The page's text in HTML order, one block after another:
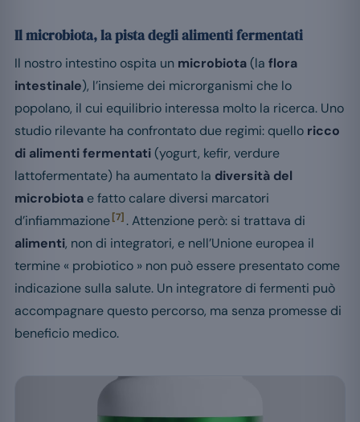
Il microbiota, la pista degli alimenti fermentati
Il nostro intestino ospita un microbiota(la flora
intestinale), l’insieme dei microrganismi che lo
popolano, il cui equilibrio interessa molto la ricerca. Uno
studio rilevante ha confrontato due regimi: quello ricco
di alimenti fermentati(yogurt, kefir, verdure
lattofermentate) ha aumentato la diversità del
microbiota e fatto calare diversi marcatori
d’infiammazione[7] . Attenzione però: si trattava di
alimenti, non di integratori, e nell’Unione europea il
termine « probiotico » non può essere presentato come
indicazione sulla salute. Un integratore di fermenti può
accompagnare questo percorso, ma senza promesse di
beneficio medico.